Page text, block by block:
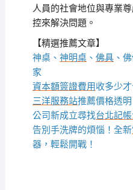
人員的社會地位與專業
控來解決問題。
【精選推薦文章】
神桌、 神明桌、 佛具、
家
資本額簽證費用收多少
三洋服務站推薦價格透
公司新成立尋找台北記
告別手洗牌的煩惱！全新
器，輕鬆開戰！